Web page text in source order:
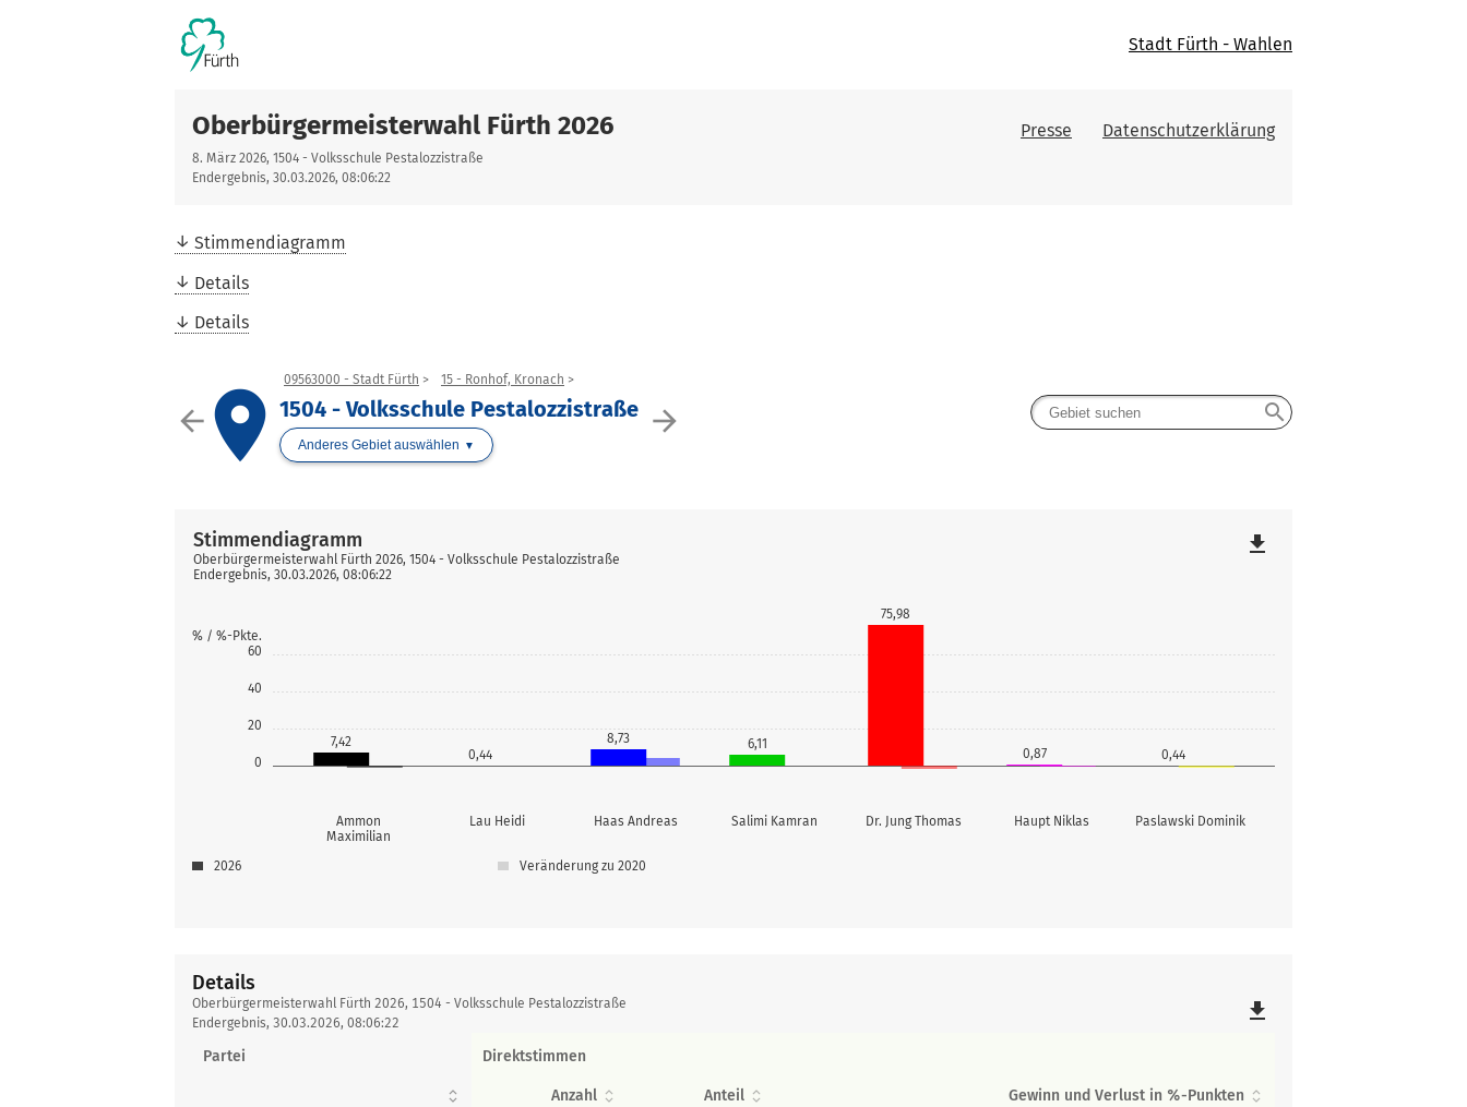
Stadt Fürth - Wahlen
Oberbürgermeisterwahl Fürth 2026
8. März 2026, 1504 - Volksschule Pestalozzistraße
Endergebnis, 30.03.2026, 08:06:22
Presse Datenschutzerklärung
Stimmendiagramm
Details
Details
arrow_back arrow_forward
place
09563000 - Stadt Fürth 15 - Ronhof, Kronach
1504 - Volksschule Pestalozzistraße
Anderes Gebiet auswählen
search
0
20
40
60
% / %-Pkte.
Ammon
Maximilian
Lau Heidi Haas Andreas Salimi Kamran Dr. Jung Thomas Haupt Niklas Paslawski Dominik
7,42
0,44
8,73 6,11
75,98
0,87 0,44
Stimmendiagramm
Oberbürgermeisterwahl Fürth 2026, 1504 - Volksschule Pestalozzistraße
Endergebnis, 30.03.2026, 08:06:22
2026 Veränderung zu 2020
file_download
Details
Details
Oberbürgermeisterwahl Fürth 2026, 1504 - Volksschule Pestalozzistraße
Endergebnis, 30.03.2026, 08:06:22
file_download
Partei Direktstimmen
Anzahl Anteil Gewinn und Verlust in %-Punkten